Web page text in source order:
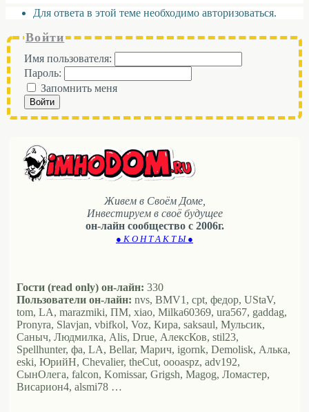
Для ответа в этой теме необходимо авторизоваться.
Войти
Имя пользователя:
Пароль:
Запомнить меня
Войти
Живем в Своём Доме,
Инвестируем в своё будущее
он-лайн сообщество с 2006г.
● К О Н Т А К Т Ы ●
Гости (read only) он-лайн: 330
Пользователи он-лайн: nvs, BMV1, cpt, федор, UStaV,
tom, LA, marazmiki, ПМ, xiao, Milka60369, ura567, gaddag,
Pronyra, Slavjan, vbifkol, Voz, Кира, saksaul, Мульсик,
Саныч, Людмилка, Alis, Drue, АлексКов, stil23,
Spellhunter, фа, LA, Bellar, Марич, igornk, Demolisk, Алька,
eski, ЮрийН, Chevalier, theCut, oooaspz, adv192,
СынОлега, falcon, Komissar, Grigsh, Magog, Ломастер,
Висариoн4, alsmi78 …